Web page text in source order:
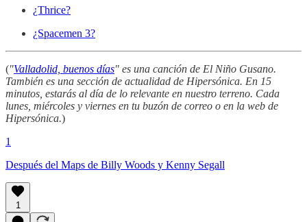
¿Thrice?
¿Spacemen 3?
("Valladolid, buenos días" es una canción de El Niño Gusano.
También es una sección de actualidad de Hipersónica. En 15
minutos, estarás al día de lo relevante en nuestro terreno. Cada
lunes, miércoles y viernes en tu buzón de correo o en la web de
Hipersónica.)
1
Después del Maps de Billy Woods y Kenny Segall
1